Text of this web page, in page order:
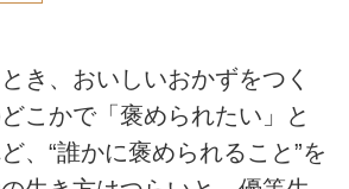
き、おいしいおかずをつく
こかで「褒められたい」と
、“誰かに褒められること”を